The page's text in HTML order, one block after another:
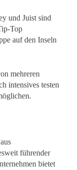
und Juist sind
Top
auf den Inseln
mehreren
intensives testen
führender
bietet